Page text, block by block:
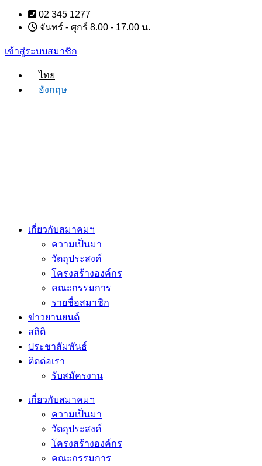
Skip
content
02 345 1277
จันทร์ - ศุกร์ 8.00 - 17.00 น.
เข้าสู่ระบบสมาชิก
ไทย
อังกฤษ
เกี่ยวกับสมาคมฯ
ความเป็นมา
วัตถุประสงค์
โครงสร้างองค์กร
คณะกรรมการ
รายชื่อสมาชิก
ข่าวยานยนต์
สถิติ
ประชาสัมพันธ์
ติดต่อเรา
รับสมัครงาน
เกี่ยวกับสมาคมฯ
ความเป็นมา
วัตถุประสงค์
โครงสร้างองค์กร
คณะกรรมการ